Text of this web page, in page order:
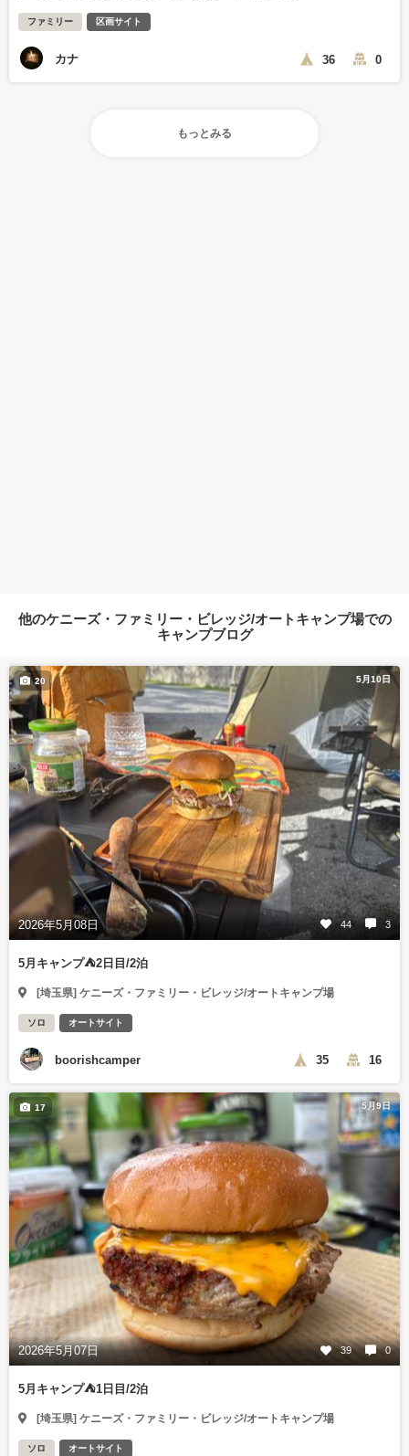
ファミリー 区画サイト
カナ 36 0
もっとみる
他のケニーズ・ファミリー・ビレッジ/オートキャンプ場での
キャンプブログ
5月10日
2026年5月08日 44 3
20
5月キャンプ⛺️2日目/2泊
[埼玉県] ケニーズ・ファミリー・ビレッジ/オートキャンプ場
ソロ オートサイト
boorishcamper 35 16
5月9日
2026年5月07日 39 0
17
5月キャンプ⛺️1日目/2泊
[埼玉県] ケニーズ・ファミリー・ビレッジ/オートキャンプ場
ソロ オートサイト